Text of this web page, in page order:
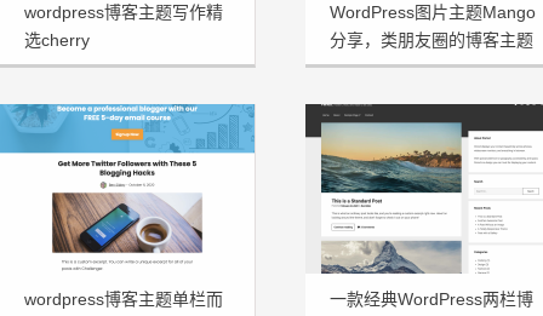
wordpress博客主题写作精
选cherry
WordPress图片主题Mango
分享，类朋友圈的博客主题
wordpress博客主题单栏而
一款经典WordPress两栏博